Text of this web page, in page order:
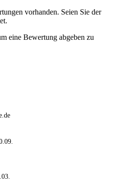
vorhanden. Seien Sie der
eine Bewertung abgeben zu